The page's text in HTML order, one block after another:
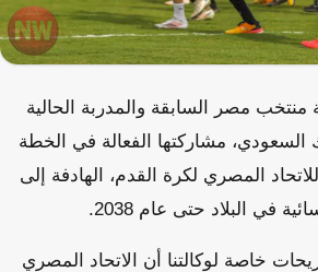
منتخب مصر السابقة والمدربة الحالية
السعودي، مشاركتها الفعالة في الخطة
المصري لكرة القدم، الهادفة إلى
في البلاد حتى عام 2038.
خاصة لوكالتنا أن الاتحاد المصري